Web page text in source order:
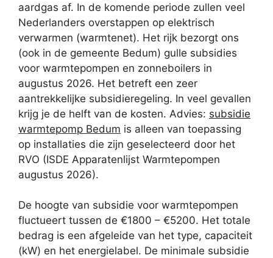
aardgas af. In de komende periode zullen veel
Nederlanders overstappen op elektrisch
verwarmen (warmtenet). Het rijk bezorgt ons
(ook in de gemeente Bedum) gulle subsidies
voor warmtepompen en zonneboilers in
augustus 2026. Het betreft een zeer
aantrekkelijke subsidieregeling. In veel gevallen
krijg je de helft van de kosten. Advies: subsidie
warmtepomp Bedum is alleen van toepassing
op installaties die zijn geselecteerd door het
RVO (ISDE Apparatenlijst Warmtepompen
augustus 2026).
De hoogte van subsidie voor warmtepompen
fluctueert tussen de €1800 – €5200. Het totale
bedrag is een afgeleide van het type, capaciteit
(kW) en het energielabel. De minimale subsidie